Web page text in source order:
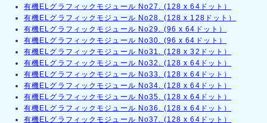
有機ELグラフィックモジュール No27. (128 x 64ドット）
有機ELグラフィックモジュール No28. (128 x 128ドット）
有機ELグラフィックモジュール No29. (96 x 64ドット）
有機ELグラフィックモジュール No30. (96 x 64ドット）
有機ELグラフィックモジュール No31. (128 x 32ドット）
有機ELグラフィックモジュール No32. (128 x 64ドット）
有機ELグラフィックモジュール No33. (128 x 64ドット）
有機ELグラフィックモジュール No34. (128 x 64ドット）
有機ELグラフィックモジュール No35. (128 x 64ドット）
有機ELグラフィックモジュール No36. (128 x 64ドット）
有機ELグラフィックモジュール No37. (128 x 64ドット）